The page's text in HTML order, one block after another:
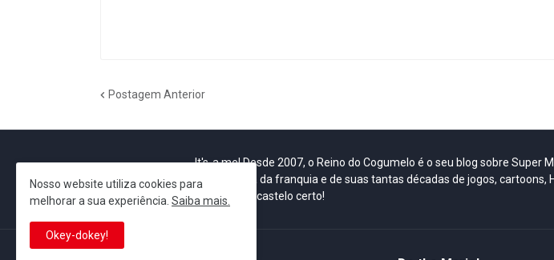
Postagem Anterior
It's-a me! Desde 2007, o Reino do Cogumelo é o seu blog sobre Super
Se você é fã da franquia e de suas tantas décadas de jogos, cartoons,
que está no castelo certo!
Nosso website utiliza cookies para
melhorar a sua experiência. Saiba mais.
Okey-dokey!